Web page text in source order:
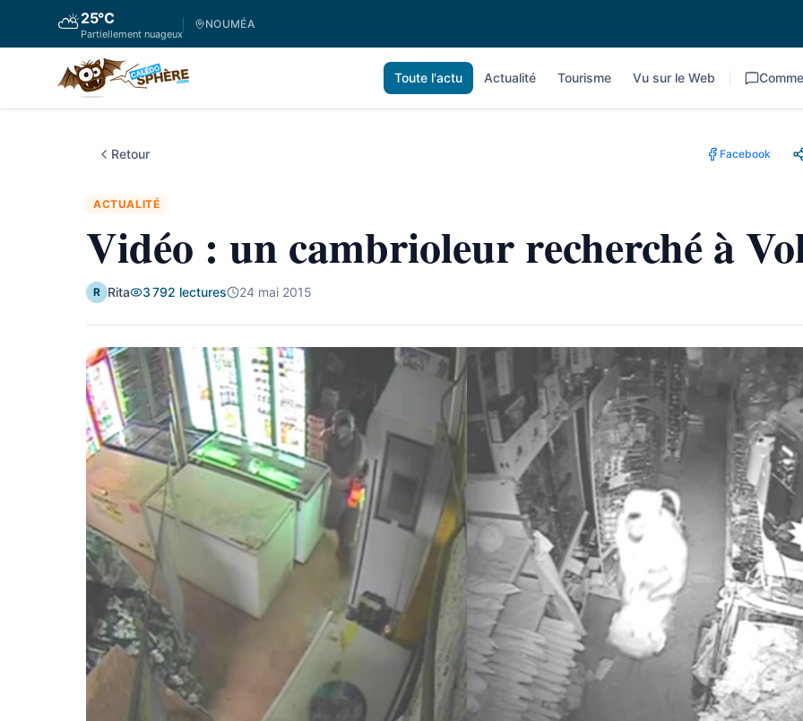
⛅25°C
Partiellement nuageux
NOUMÉA
Toute l'actu Actualité Tourisme Vu sur le Web
Retour Facebook
ACTUALITÉ
Vidéo : un cambrioleur recherché à
R Rita 3 792 lectures 24 mai 2015